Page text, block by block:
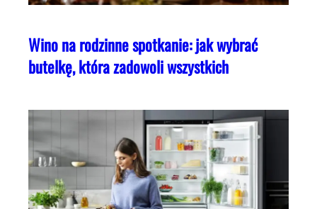
Wino na rodzinne spotkanie: jak wybrać
butelkę, która zadowoli wszystkich